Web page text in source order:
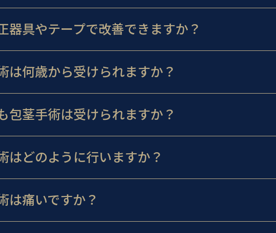
器具やテープで改善できますか？
は何歳から受けられますか？
包茎手術は受けられますか？
はどのように行いますか？
は痛いですか？